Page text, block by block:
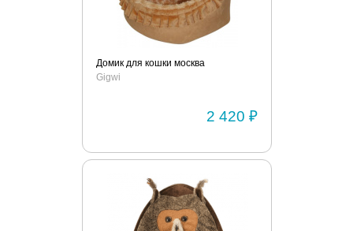
Домик для кошки москва
Gigwi
2 420 ₽